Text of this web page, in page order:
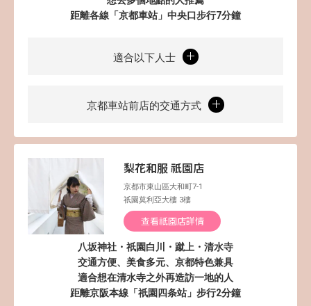
距離各線「京都車站」中央口步行7分鐘
適合以下人士
京都車站前店的交通方式
梨花和服 祇園店
京都市東山區大和町7-1
祇園莫利亞大樓 3樓
查看祇園店詳情
八坂神社・祇園白川・蹴上・清水寺
交通方便、美食多元、京都特色兼具
適合想在清水寺之外再造訪一地的人
距離京阪本線「祇園四条站」步行2分鐘